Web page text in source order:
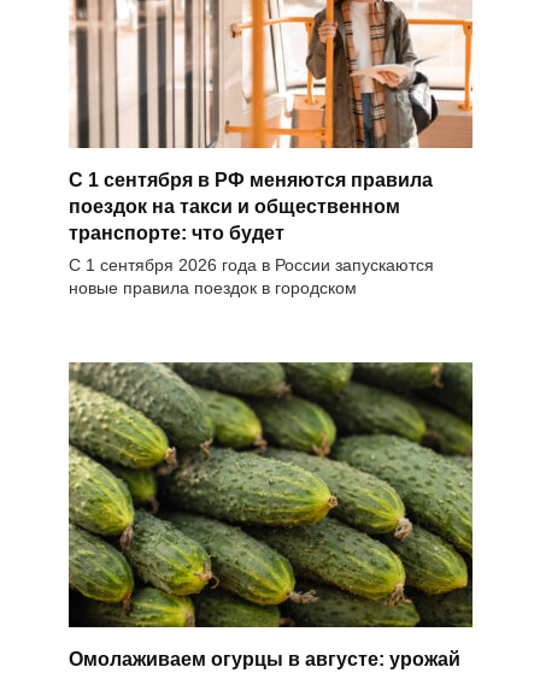
С 1 сентября в РФ меняются правила
поездок на такси и общественном
транспорте: что будет
С 1 сентября 2026 года в России запускаются
новые правила поездок в городском
Омолаживаем огурцы в августе: урожай